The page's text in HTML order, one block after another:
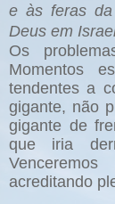
e às feras
Deus em
Os
Momentos
tendentes a
gigante, não
gigante de
que iria
acreditando